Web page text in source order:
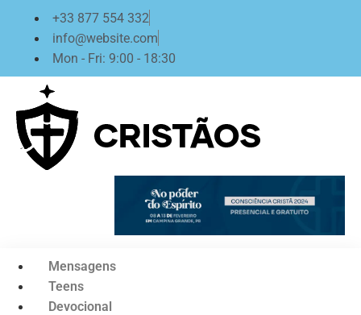
conteúdo
+33 877 554 332
info@website.com
Mon - Fri: 9:00 - 18:30
Mensagens
Teens
Devocional